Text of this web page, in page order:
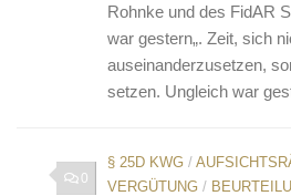
Rohnke und des FidAR
war gestern„. Zeit, sich
auseinanderzusetzen,
setzen. Ungleich war
0
§ 25D KWG /
VERGÜTUNG /